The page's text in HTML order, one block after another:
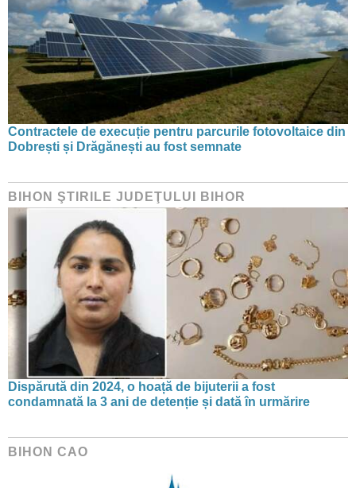
Contractele de execuție pentru parcurile fotovoltaice din
Dobrești și Drăgănești au fost semnate
BIHON ŞTIRILE JUDEŢULUI BIHOR
Dispărută din 2024, o hoață de bijuterii a fost
condamnată la 3 ani de detenție și dată în urmărire
BIHON CAO